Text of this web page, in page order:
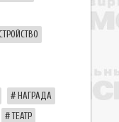
НАГРАДА
ТЕАТР